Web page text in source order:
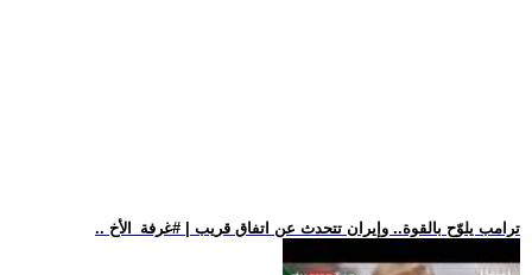
.. ترامب يلوّح بالقوة.. وإيران تتحدث عن اتفاق قريب | #غرفة_الأخ